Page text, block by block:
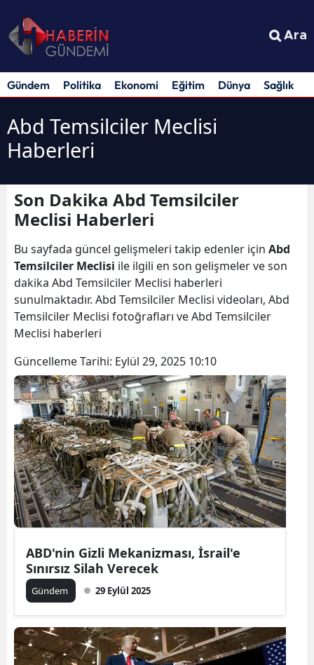
Ara
Gündem Politika Ekonomi Eğitim Dünya Sağlık
Abd Temsilciler Meclisi
Haberleri
Son Dakika Abd Temsilciler
Meclisi Haberleri
Bu sayfada güncel gelişmeleri takip edenler için Abd
Temsilciler Meclisi ile ilgili en son gelişmeler ve son
dakika Abd Temsilciler Meclisi haberleri
sunulmaktadır. Abd Temsilciler Meclisi videoları, Abd
Temsilciler Meclisi fotoğrafları ve Abd Temsilciler
Meclisi haberleri
Güncelleme Tarihi: Eylül 29, 2025 10:10
ABD'nin Gizli Mekanizması, İsrail'e
Sınırsız Silah Verecek
Gündem 29 Eylül 2025